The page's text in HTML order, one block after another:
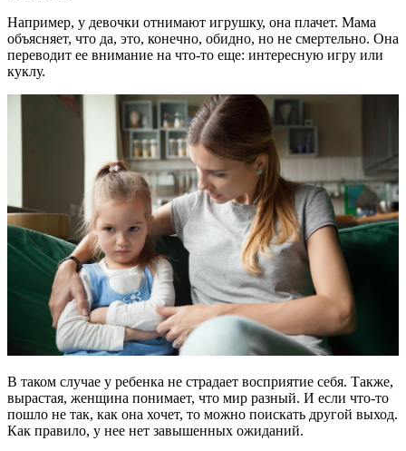
Например, у девочки отнимают игрушку, она плачет. Мама
объясняет, что да, это, конечно, обидно, но не смертельно. Она
переводит ее внимание на что-то еще: интересную игру или
куклу.
В таком случае у ребенка не страдает восприятие себя. Также,
вырастая, женщина понимает, что мир разный. И если что-то
пошло не так, как она хочет, то можно поискать другой выход.
Как правило, у нее нет завышенных ожиданий.